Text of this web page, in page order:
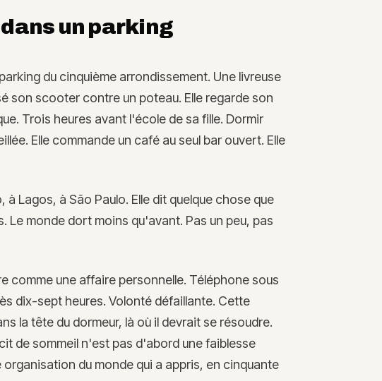
un parking
du cinquième arrondissement. Une livreuse
son scooter contre un poteau. Elle regarde son
Trois heures avant l'école de sa fille. Dormir
Elle commande un café au seul bar ouvert. Elle
Lagos, à São Paulo. Elle dit quelque chose que
monde dort moins qu'avant. Pas un peu, pas
comme une affaire personnelle. Téléphone sous
dix-sept heures. Volonté défaillante. Cette
la tête du dormeur, là où il devrait se résoudre.
de sommeil n'est pas d'abord une faiblesse
du monde qui a appris, en cinquante